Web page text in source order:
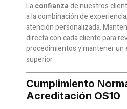
Laconfianzade nuestros
a la combinación de
atención personalizada.
directa con cada cliente para
procedimientos y mantener un
superior.
Cumplimiento
Acreditación OS10